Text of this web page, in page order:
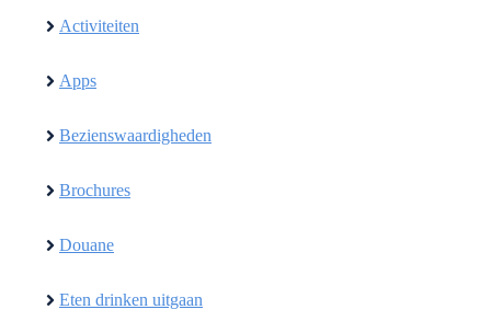
Activiteiten
Apps
Bezienswaardigheden
Brochures
Douane
Eten drinken uitgaan